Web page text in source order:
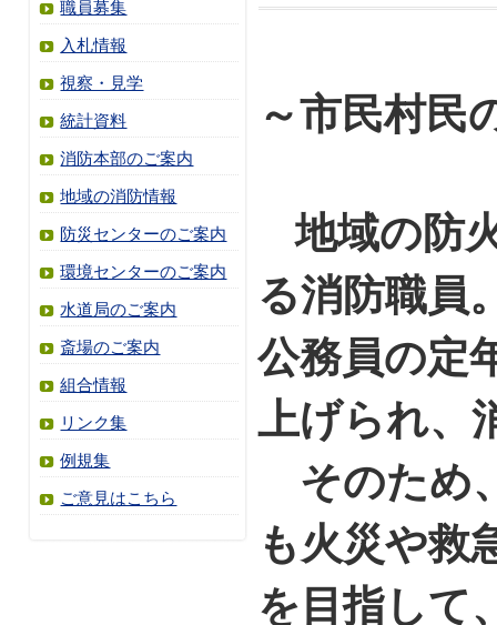
職員募集
入札情報
視察・見学
統計資料
消防本部のご案内
地域の消防情報
防災センターのご案内
環境センターのご案内
水道局のご案内
斎場のご案内
組合情報
リンク集
例規集
ご意見はこちら
～市民村民
地域の防
る消防職員
公務員の定
上げられ、
そのため
も火災や救
を目指して